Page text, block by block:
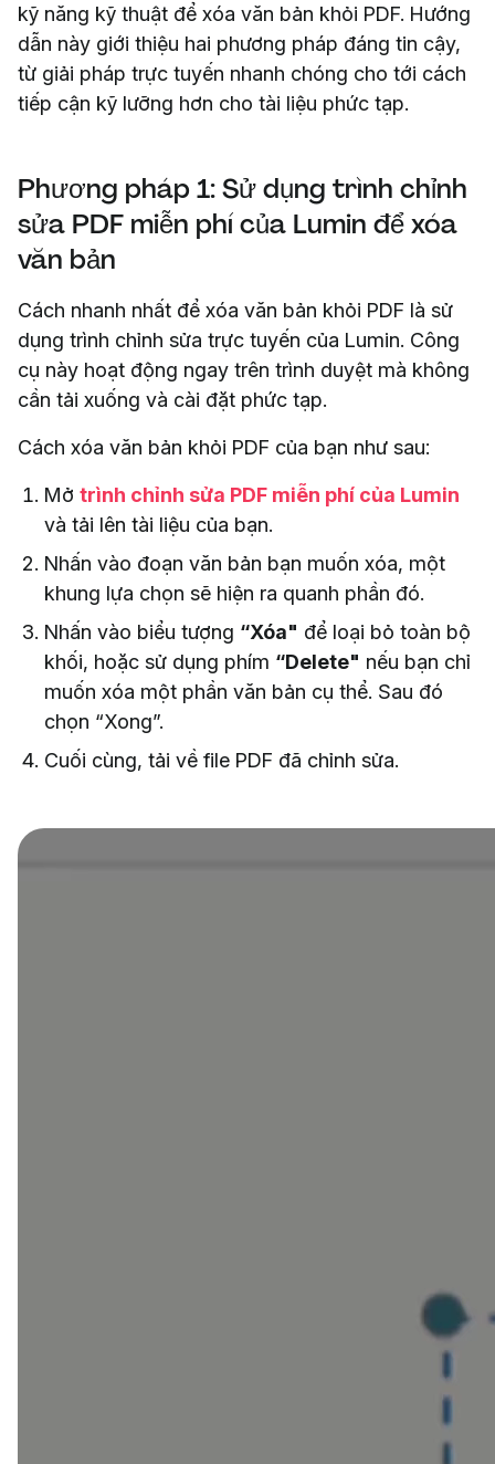
kỹ năng kỹ thuật để xóa văn bản khỏi PDF. Hướng
dẫn này giới thiệu hai phương pháp đáng tin cậy,
từ giải pháp trực tuyến nhanh chóng cho tới cách
tiếp cận kỹ lưỡng hơn cho tài liệu phức tạp.
Phương pháp 1: Sử dụng trình chỉnh
sửa PDF miễn phí của Lumin để xóa
văn bản
Cách nhanh nhất để xóa văn bản khỏi PDF là sử
dụng trình chỉnh sửa trực tuyến của Lumin. Công
cụ này hoạt động ngay trên trình duyệt mà không
cần tải xuống và cài đặt phức tạp.
Cách xóa văn bản khỏi PDF của bạn như sau:
Mở trình chỉnh sửa PDF miễn phí của Lumin
và tải lên tài liệu của bạn.
Nhấn vào đoạn văn bản bạn muốn xóa, một
khung lựa chọn sẽ hiện ra quanh phần đó.
Nhấn vào biểu tượng “Xóa" để loại bỏ toàn bộ
khối, hoặc sử dụng phím “Delete" nếu bạn chỉ
muốn xóa một phần văn bản cụ thể. Sau đó
chọn “Xong”.
Cuối cùng, tải về file PDF đã chỉnh sửa.